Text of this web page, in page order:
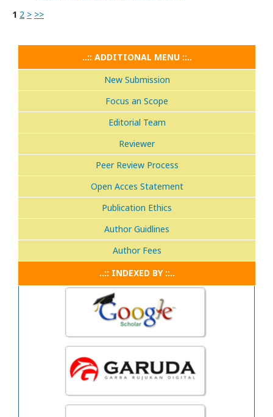
1 2 > >>
..:: ADDITIONAL MENU ::..
New Submission
Focus an Scope
Editorial Team
Reviewer
Peer Review Process
Open Acces Statement
Publication Ethics
Author Guidlines
Author Fees
..:: INDEXED BY ::..